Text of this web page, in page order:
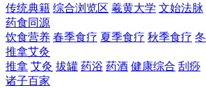
传统典籍 综合浏览区 羲黄大学 文始法脉
药食同源
饮食营养 春季食疗 夏季食疗 秋季食疗
推拿艾灸
推拿 艾灸 拔罐 药浴 药酒 健康综合 刮痧
诸子百家